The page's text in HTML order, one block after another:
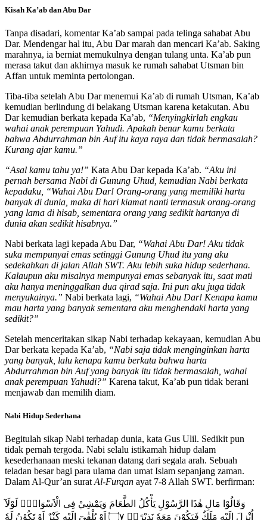
Kisah Ka’ab dan Abu Dar
Tanpa disadari, komentar Ka’ab sampai pada telinga sahabat Abu
Dar. Mendengar hal itu, Abu Dar marah dan mencari Ka’ab. Saking
marahnya, ia berniat memukulnya dengan tulang unta. Ka’ab pun
merasa takut dan akhirnya masuk ke rumah sahabat Utsman bin
Affan untuk meminta pertolongan.
Tiba-tiba setelah Abu Dar menemui Ka’ab di rumah Utsman, Ka’ab
kemudian berlindung di belakang Utsman karena ketakutan. Abu
Dar kemudian berkata kepada Ka’ab, “Menyingkirlah engkau
wahai anak perempuan Yahudi. Apakah benar kamu berkata
bahwa Abdurrahman bin Auf itu kaya raya dan tidak bermasalah?
Kurang ajar kamu.”
“Asal kamu tahu ya!” Kata Abu Dar kepada Ka’ab. “Aku ini
pernah bersama Nabi di Gunung Uhud, kemudian Nabi berkata
kepadaku, “Wahai Abu Dar! Orang-orang yang memiliki harta
banyak di dunia, maka di hari kiamat nanti termasuk orang-orang
yang lama di hisab, sementara orang yang sedikit hartanya di
dunia akan sedikit hisabnya.”
Nabi berkata lagi kepada Abu Dar, “Wahai Abu Dar! Aku tidak
suka mempunyai emas setinggi Gunung Uhud itu yang aku
sedekahkan di jalan Allah SWT. Aku lebih suka hidup sederhana.
Kalaupun aku misalnya mempunyai emas sebanyak itu, saat mati
aku hanya meninggalkan dua qirad saja. Ini pun aku juga tidak
menyukainya.” Nabi berkata lagi, “Wahai Abu Dar! Kenapa kamu
mau harta yang banyak sementara aku menghendaki harta yang
sedikit?”
Setelah menceritakan sikap Nabi terhadap kekayaan, kemudian Abu
Dar berkata kepada Ka’ab, “Nabi saja tidak menginginkan harta
yang banyak, lalu kenapa kamu berkata bahwa harta
Abdurrahman bin Auf yang banyak itu tidak bermasalah, wahai
anak perempuan Yahudi?” Karena takut, Ka’ab pun tidak berani
menjawab dan memilih diam.
Nabi Hidup Sederhana
Begitulah sikap Nabi terhadap dunia, kata Gus Ulil. Sedikit pun
tidak pernah tergoda. Nabi selalu istikamah hidup dalam
kesederhanaan meski tekanan datang dari segala arah. Sebuah
teladan besar bagi para ulama dan umat Islam sepanjang zaman.
Dalam Al-Qur’an surat Al-Furqan ayat 7-8 Allah SWT. berfirman:
وَقَالُوْا مَالِ هٰذَا الرَّسُوْلِ يَأْكُلُ الطَّعَامَ وَيَمْشِيْ فِى الْاَسْوَاقِۗ لَوْلَآ
اُنْزِلَ اِلَيْهِ مَلَكٌ فَيَكُوْنَ مَعَهٗ نَذِيْرًاۙ ۝٧ اَوْ يُلْقٰىٓ اِلَيْهِ كَنْزٌ اَوْ تَكُوْنُ لَهٗ